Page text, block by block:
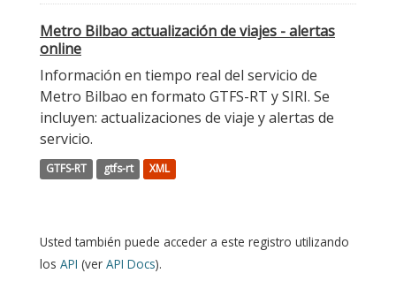
Metro Bilbao actualización de viajes - alertas
online
Información en tiempo real del servicio de
Metro Bilbao en formato GTFS-RT y SIRI. Se
incluyen: actualizaciones de viaje y alertas de
servicio.
GTFS-RT gtfs-rt XML
Usted también puede acceder a este registro utilizando
los API (ver API Docs).